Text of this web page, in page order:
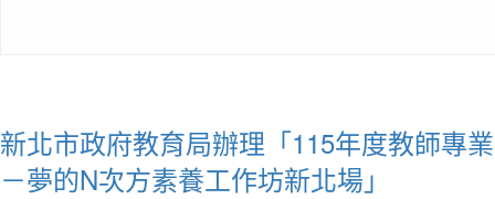
新北市政府教育局辦理「115年度教師專
－夢的N次方素養工作坊新北場」